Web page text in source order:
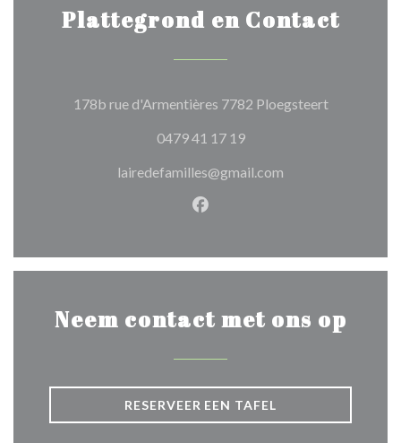
Plattegrond en Contact
178b rue d'Armentières 7782 Ploegsteert((opent in
0479 41 17 19
lairedefamilles@gmail.com
Facebook ((opent in een
Neem contact met ons op
RESERVEER EEN TAFEL